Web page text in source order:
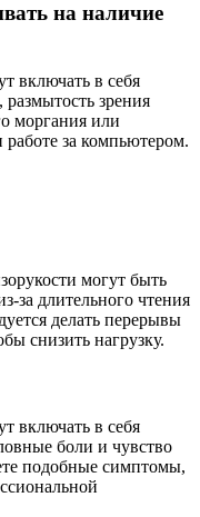
на наличие
включать в себя
размытость зрения
моргания или
за компьютером.
могут быть
за длительного чтения
делать перерывы
снизить нагрузку.
включать в себя
боли и чувство
подобные симптомы,